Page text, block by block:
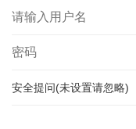
安全提问(未设置请忽略)